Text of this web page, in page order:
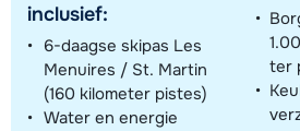
inclusief:
6-daagse skipas Les
Menuires / St. Martin
(160 kilometer pistes)
Water en energie
ter